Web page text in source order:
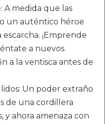
A medida que las
un auténtico héroe
¡Emprende
a nuevos
a la ventisca antes de
Un poder extraño
de una cordillera
y ahora amenaza con